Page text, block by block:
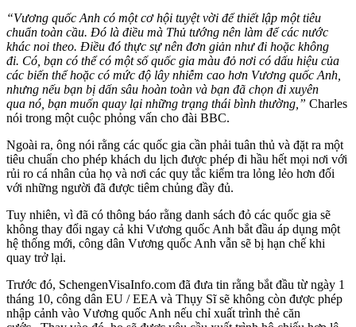
“Vương quốc Anh có một cơ hội tuyệt vời để thiết lập một tiêu
chuẩn toàn cầu. Đó là điều mà Thủ tướng nên làm để các nước
khác noi theo. Điều đó thực sự nên đơn giản như đi hoặc không
đi. Có, bạn có thể có một số quốc gia màu đỏ nơi có dấu hiệu của
các biến thể hoặc có mức độ lây nhiễm cao hơn Vương quốc Anh,
nhưng nếu bạn bị dấn sâu hoàn toàn và bạn đã chọn đi xuyên
qua nó, bạn muốn quay lại những trạng thái bình thường,” Charles
nói trong một cuộc phỏng vấn cho đài BBC.
Ngoài ra, ông nói rằng các quốc gia cần phải tuân thủ và đặt ra một
tiêu chuẩn cho phép khách du lịch được phép đi hầu hết mọi nơi với
rủi ro cá nhân của họ và nơi các quy tắc kiểm tra lỏng lẻo hơn đối
với những người đã được tiêm chủng đầy đủ.
Tuy nhiên, vì đã có thông báo rằng danh sách đỏ các quốc gia sẽ
không thay đổi ngay cả khi Vương quốc Anh bắt đầu áp dụng một
hệ thống mới, công dân Vương quốc Anh vẫn sẽ bị hạn chế khi
quay trở lại.
Trước đó, SchengenVisaInfo.com đã đưa tin rằng bắt đầu từ ngày 1
tháng 10, công dân EU / EEA và Thụy Sĩ sẽ không còn được phép
nhập cảnh vào Vương quốc Anh nếu chỉ xuất trình thẻ căn